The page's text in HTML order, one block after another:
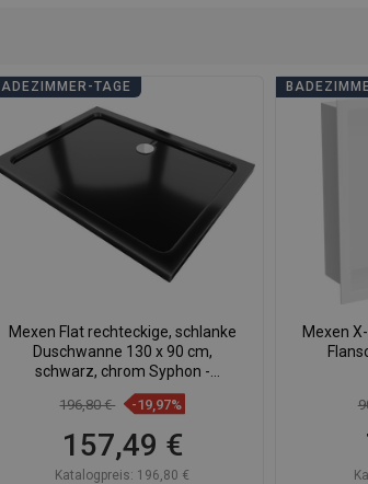
TAGE
Mexen Flat rechteckige, schlanke
Duschwanne 130 x 90 cm,
schwarz, chrom Syphon -
40709013
196,80 € -19,97%
157,49 €
Katalogpreis: 196,80 €
Mexen